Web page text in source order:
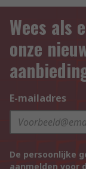
Wees als
onze
E-mailadres
De persoonlijke
aanmelden voor